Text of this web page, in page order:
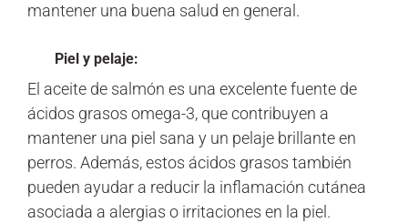
mantener una buena salud en general.
Piel y pelaje:
El aceite de salmón es una excelente fuente de
ácidos grasos omega-3, que contribuyen a
mantener una piel sana y un pelaje brillante en
perros. Además, estos ácidos grasos también
pueden ayudar a reducir la inflamación cutánea
asociada a alergias o irritaciones en la piel.